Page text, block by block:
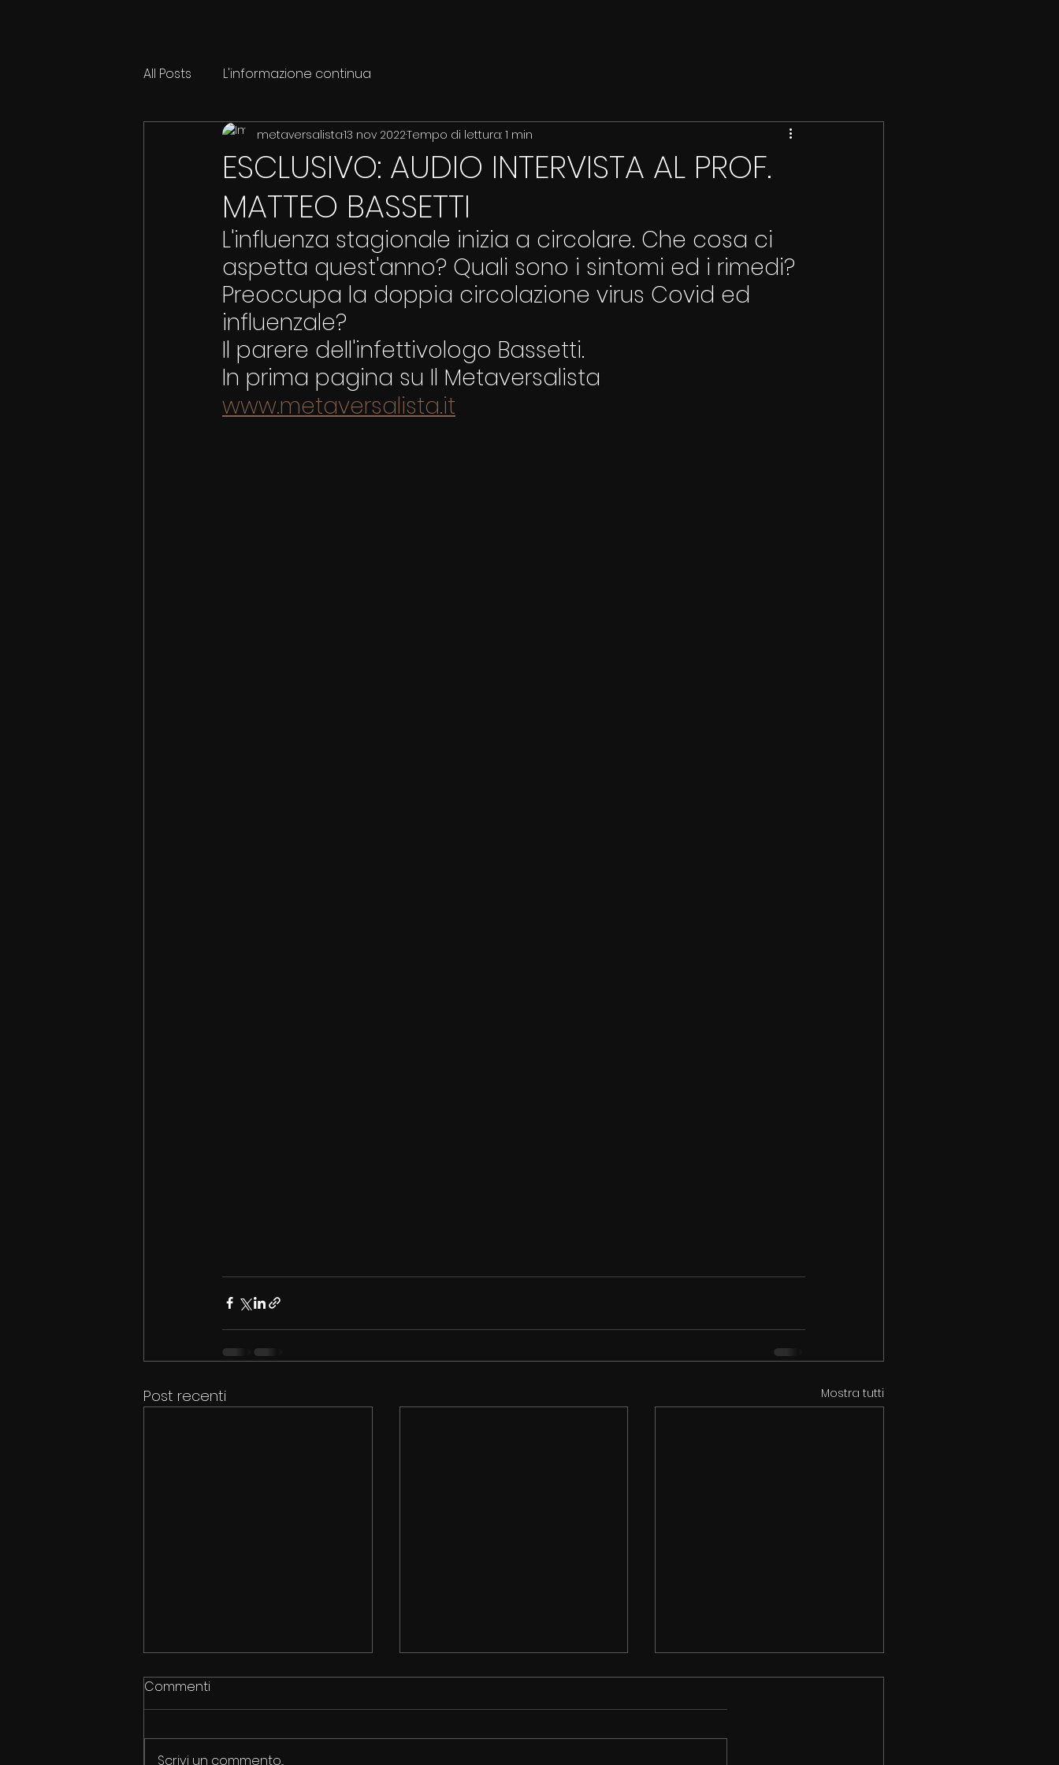
All Posts L'informazione continua
ESCLUSIVO: AUDIO INTERVISTA AL PROF.
MATTEO BASSETTI
metaversalista13 nov 2022Tempo di lettura: 1 min
L'influenza stagionale inizia a circolare. Che cosa ci
aspetta quest'anno? Quali sono i sintomi ed i rimedi?
Preoccupa la doppia circolazione virus Covid ed
influenzale?
Il parere dell'infettivologo Bassetti.
In prima pagina su Il Metaversalista
www.metaversalista.it
Post recenti Mostra tutti
Commenti
Scrivi un commento...